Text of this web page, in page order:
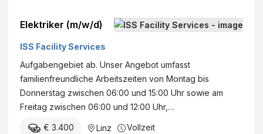
Elektriker (m/w/d)
ISS Facility Services
Aufgabengebiet ab. Unser Angebot umfasst
familienfreundliche Arbeitszeiten von Montag bis
Donnerstag zwischen 06:00 und 15:00 Uhr sowie am
Freitag zwischen 06:00 und 12:00 Uhr,…
€ 3.400 Linz Vollzeit